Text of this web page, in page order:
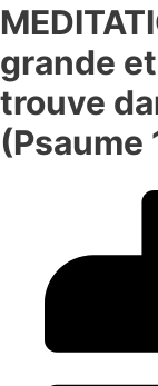
grande
trouve
(Psaume